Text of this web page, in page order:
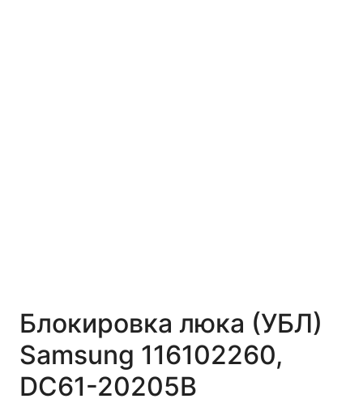
Блокировка люка (УБЛ)
Samsung 116102260,
DC61-20205B